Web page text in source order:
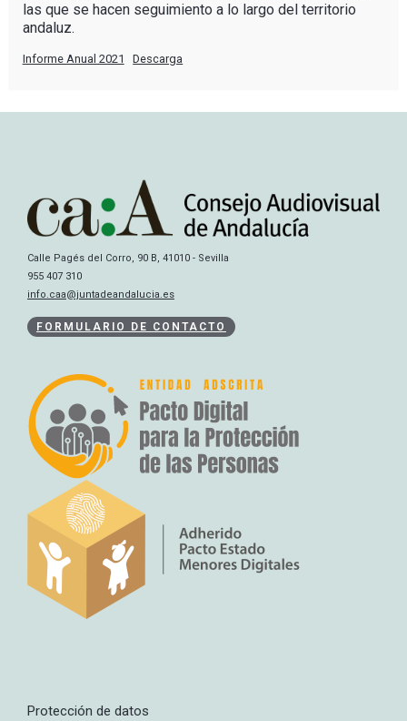
las que se hacen seguimiento a lo largo del territorio
andaluz.
Informe Anual 2021 Descarga
Calle Pagés del Corro, 90 B, 41010 - Sevilla
955 407 310
info.caa@juntadeandalucia.es
FORMULARIO DE CONTACTO
Protección de datos